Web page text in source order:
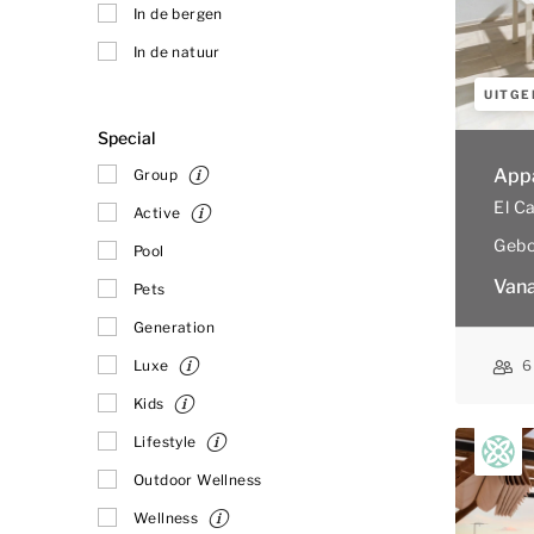
In de bergen
In de natuur
Special
Group
Active
Pool
Pets
Generation
Luxe
Kids
Lifestyle
Outdoor Wellness
Wellness
El
6
Marketing
Functionele en
analytische
een beetje
Functionele